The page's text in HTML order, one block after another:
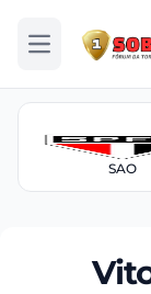
Abrir menu
SAO